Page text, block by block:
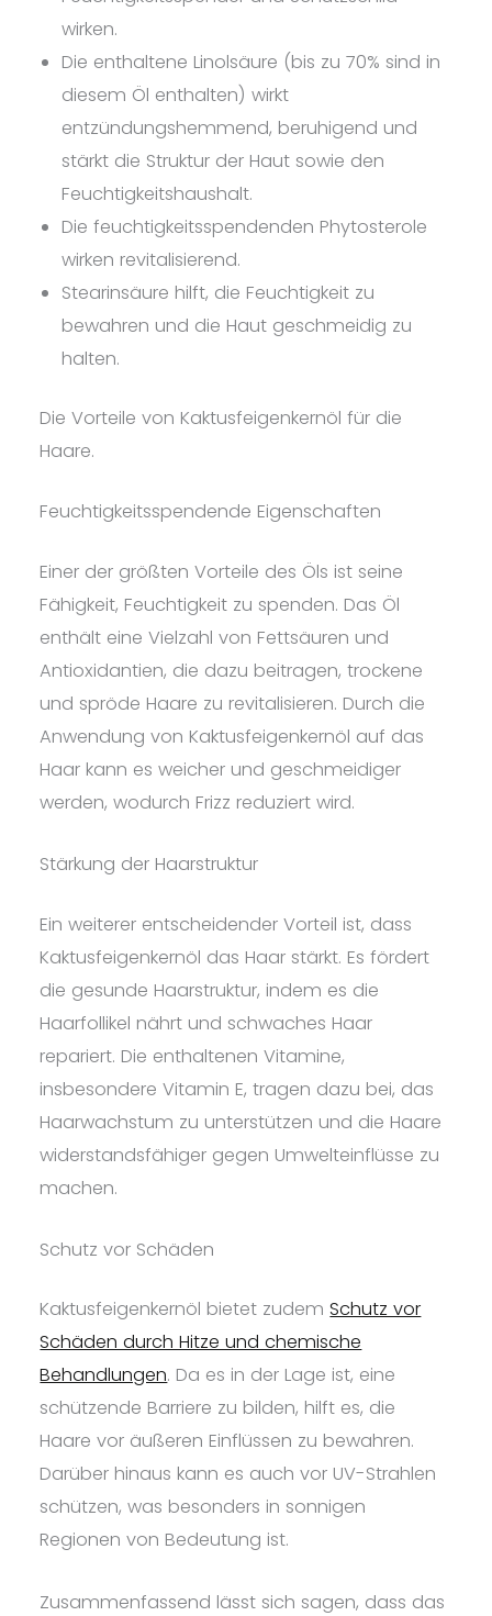
wirken.
Die enthaltene Linolsäure (bis zu 70% sind in
diesem Öl enthalten) wirkt
entzündungshemmend, beruhigend und
stärkt die Struktur der Haut sowie den
Feuchtigkeitshaushalt.
Die feuchtigkeitsspendenden Phytosterole
wirken revitalisierend.
Stearinsäure hilft, die Feuchtigkeit zu
bewahren und die Haut geschmeidig zu
halten.
Die Vorteile von Kaktusfeigenkernöl für die
Haare.
Feuchtigkeitsspendende Eigenschaften
Einer der größten Vorteile des Öls ist seine
Fähigkeit, Feuchtigkeit zu spenden. Das Öl
enthält eine Vielzahl von Fettsäuren und
Antioxidantien, die dazu beitragen, trockene
und spröde Haare zu revitalisieren. Durch die
Anwendung von Kaktusfeigenkernöl auf das
Haar kann es weicher und geschmeidiger
werden, wodurch Frizz reduziert wird.
Stärkung der Haarstruktur
Ein weiterer entscheidender Vorteil ist, dass
Kaktusfeigenkernöl das Haar stärkt. Es fördert
die gesunde Haarstruktur, indem es die
Haarfollikel nährt und schwaches Haar
repariert. Die enthaltenen Vitamine,
insbesondere Vitamin E, tragen dazu bei, das
Haarwachstum zu unterstützen und die Haare
widerstandsfähiger gegen Umwelteinflüsse zu
machen.
Schutz vor Schäden
Kaktusfeigenkernöl bietet zudemSchutz vor
Schäden durch Hitze und chemische
Behandlungen. Da es in der Lage ist, eine
schützende Barriere zu bilden, hilft es, die
Haare vor äußeren Einflüssen zu bewahren.
Darüber hinaus kann es auch vor UV-Strahlen
schützen, was besonders in sonnigen
Regionen von Bedeutung ist.
Zusammenfassend lässt sich sagen, dass das